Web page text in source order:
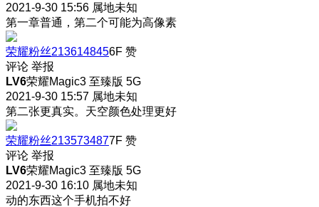
2021-9-30 15:56 属地未知
第一章普通，第二个可能为高像素
荣耀粉丝2136148456F 赞
评论 举报
LV6荣耀Magic3 至臻版 5G
2021-9-30 15:57 属地未知
第二张更真实。天空颜色处理更好
荣耀粉丝2135734877F 赞
评论 举报
LV6荣耀Magic3 至臻版 5G
2021-9-30 16:10 属地未知
动的东西这个手机拍不好